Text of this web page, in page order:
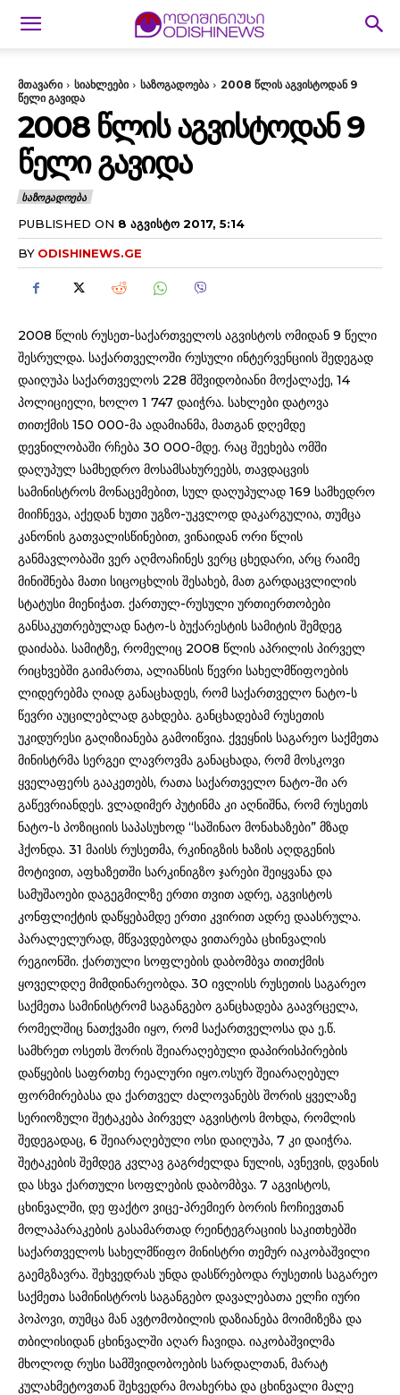
მთავარი სიახლეები საზოგადოება
2008 წლის აგვისტოდან 9
წელი გავიდა
2008 ᲬᲚᲘᲡ ᲐᲒᲕᲘᲡᲢᲝᲓᲐᲜ 9
ᲬᲔᲚᲘ ᲒᲐᲕᲘᲓᲐ
ᲡᲐᲖᲝᲒᲐᲓᲝᲔᲑᲐ
PUBLISHED ON 8 ᲐᲒᲕᲘᲡᲢᲝ 2017, 5:14
BY ODISHINEWS.GE
2008 წლის რუსეთ-საქართველოს აგვისტოს ომიდან 9 წელი
შესრულდა. საქართველოში რუსული ინტერვენციის შედეგად
დაიღუპა საქართველოს 228 მშვიდობიანი მოქალაქე, 14
პოლიციელი, ხოლო 1 747 დაიჭრა. სახლები დატოვა
თითქმის 150 000-მა ადამიანმა, მათგან დღემდე
დევნილობაში რჩება 30 000-მდე. რაც შეეხება ომში
დაღუპულ სამხედრო მოსამსახურეებს, თავდაცვის
სამინისტროს მონაცემებით, სულ დაღუპულად 169 სამხედრო
მიიჩნევა, აქედან ხუთი უგზო-უკვლოდ დაკარგულია, თუმცა
კანონის გათვალისწინებით, ვინაიდან ორი წლის
განმავლობაში ვერ აღმოაჩინეს ვერც ცხედარი, არც რაიმე
მინიშნება მათი სიცოცხლის შესახებ, მათ გარდაცვლილის
სტატუსი მიენიჭათ. ქართულ-რუსული ურთიერთობები
განსაკუთრებულად ნატო-ს ბუქარესტის სამიტის შემდეგ
დაიძაბა. სამიტზე, რომელიც 2008 წლის აპრილის პირველ
რიცხვებში გაიმართა, ალიანსის წევრი სახელმწიფოების
ლიდერებმა ღიად განაცხადეს, რომ საქართველო ნატო-ს
წევრი აუცილებლად გახდება. განცხადებამ რუსეთის
უკიდურესი გაღიზიანება გამოიწვია. ქვეყნის საგარეო საქმეთა
მინისტრმა სერგეი ლავროვმა განაცხადა, რომ მოსკოვი
ყველაფერს გააკეთებს, რათა საქართველო ნატო-ში არ
გაწევრიანდეს. ვლადიმერ პუტინმა კი აღნიშნა, რომ რუსეთს
ნატო-ს პოზიციის საპასუხოდ “საშინაო მონახაზები” მზად
ჰქონდა. 31 მაისს რუსეთმა, რკინიგზის ხაზის აღდგენის
მოტივით, აფხაზეთში სარკინიგზო ჯარები შეიყვანა და
სამუშაოები დაგეგმილზე ერთი თვით ადრე, აგვისტოს
კონფლიქტის დაწყებამდე ერთი კვირით ადრე დაასრულა.
პარალელურად, მწვავდებოდა ვითარება ცხინვალის
რეგიონში. ქართული სოფლების დაბომბვა თითქმის
ყოველდღე მიმდინარეობდა. 30 ივლისს რუსეთის საგარეო
საქმეთა სამინისტრომ საგანგებო განცხადება გაავრცელა,
რომელშიც ნათქვამი იყო, რომ საქართველოსა და ე.წ.
სამხრეთ ოსეთს შორის შეიარაღებული დაპირისპირების
დაწყების საფრთხე რეალური იყო.ოსურ შეიარაღებულ
ფორმირებასა და ქართველ ძალოვანებს შორის ყველაზე
სერიოზული შეტაკება პირველ აგვისტოს მოხდა, რომლის
შედეგადაც, 6 შეიარაღებული ოსი დაიღუპა, 7 კი დაიჭრა.
შეტაკების შემდეგ კვლავ გაგრძელდა ნულის, ავნევის, დვანის
და სხვა ქართული სოფლების დაბომბვა. 7 აგვისტოს,
ცხინვალში, დე ფაქტო ვიცე-პრემიერ ბორის ჩოჩიევთან
მოლაპარაკების გასამართად რეინტეგრაციის საკითხებში
საქართველოს სახელმწიფო მინისტრი თემურ იაკობაშვილი
გაემგზავრა. შეხვედრას უნდა დასწრებოდა რუსეთის საგარეო
საქმეთა სამინისტროს საგანგებო დავალებათა ელჩი იური
პოპოვი, თუმცა მან ავტომობილის დაზიანება მოიმიზეზა და
თბილისიდან ცხინვალში აღარ ჩავიდა. იაკობაშვილმა
მხოლოდ რუსი სამშვიდობოების სარდალთან, მარატ
კულახმეტოვთან შეხვედრა მოახერხა და ცხინვალი მალე